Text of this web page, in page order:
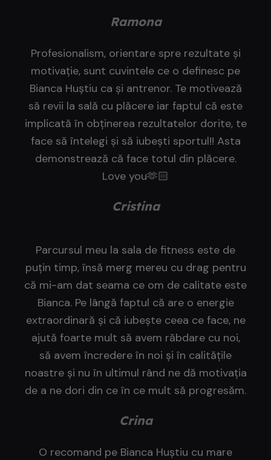
Ramona
Profesionalism, orientare spre rezultate și
motivație, sunt cuvintele ce o definesc pe
Bianca Huștiu ca și antrenor. Te motivează
să revii la sală cu plăcere iar faptul că este
implicată în obținerea rezultatelor dorite, te
face să întelegi și să iubești sportul!! Asta
demonstrează că face totul din plăcere.
Love you🫶🏻
Cristina
Parcursul meu la sala de fitness este de
puțin timp, însă merg mereu cu drag pentru
că mi-am dat seama ce om de calitate este
Bianca. Pe lângă faptul că are o energie
extraordinară și că iubește ceea ce face, ne
ajută foarte mult să avem răbdare cu noi,
să avem încredere în noi și în calitățile
noastre și nu în ultimul rând ne dă motivația
de a ne dori din ce în ce mult să progresăm.
Crina
O recomand pe Bianca Huștiu cu mare